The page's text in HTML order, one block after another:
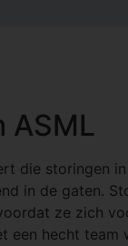
ASML
die storingen
in de gaten.
ze zich
hecht